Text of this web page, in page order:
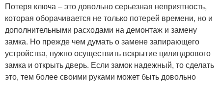
Потеря ключа – это довольно серьезная неприятность,
которая оборачивается не только потерей времени, но и
дополнительными расходами на демонтаж и замену
замка. Но прежде чем думать о замене запирающего
устройства, нужно осуществить вскрытие цилиндрового
замка и открыть дверь. Если замок надежный, то сделать
это, тем более своими руками может быть довольно